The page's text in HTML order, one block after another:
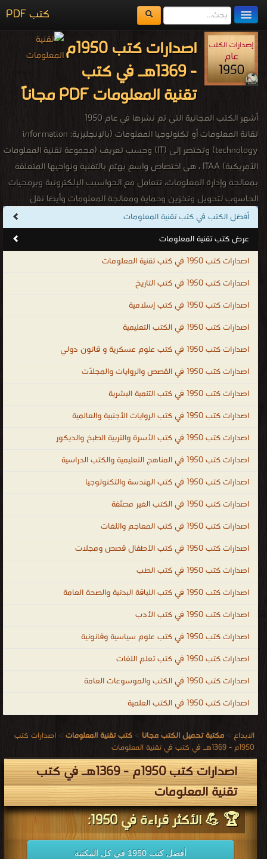
كتب PDF
مكتبة الكتب
المكتبات
يُقرأ حالياً
اضف كتاب
اصدارات كتب 1950م
- 1369هـ في كتب
تقنية المعلومات PDF مجاناً
أشهر الكتب المجانية التي تم نشرها في عام 1950
تقانة المعلومات أو تكنولوجيا المعلومات (بالإنجليزية: information
technology)‏ وتختصر إلى (IT) وحسب تعريف (مجموعة تقنية المعلومات
الأمريكية) ITAA ، هى اختصاص واسع يهتم بالتقنية ونواحيها المتعلقة
بمعالجة وإدارة المعلومات، تتعامل مع الحواسيب الإلكترونية وبرمجيات
الحاسوب لتحويل وتخزين وحماية ومعالجة المعلومات وأيضا نقل
واستعادة المعلومات. تهتم بدراسة، تصميم، تطوير، تفعيل، دعم أو تسيير
أنظمة المعلومات التي تعتمد على الحواسيب، بشكل خاص تطبيقات
وعتاد الحاسوب، تهتم تقنية المعلومات باستخدام الحواسيب والتطبيقات
البرمجية لتحويل، تخزين، حماية، معالجة، إرسال، والاسترجاع الآمن
للمعلومات. جميع الكتب التقنية في مجالات الانترنت والبرامج المكتبية
مكتبة كتب الكترونية ، مادة تقنيات الانترنت ، تقنيات الانترنت المتقدمة
الكتب ، اكبر مكتبة كتب PDF ، كتب الشبكات ، كتب الانترنت ، كتب
حاسوبية عامة ، كتب تقنية الكترونية ، اشهر الكتب التقنية ، المكتبة
التقنية الالكترونية ، كتب تقنية مترجمة ، كتب تقنية عالمية ، كتب تقنية
اجنبية ، كتب تقنية بالانجليزية ، كتب تقنية بالفرنسية ، كتب تقنية
بالروسية ، كتب تقنية بالالمانية ، كتب تقنية لغات ، technical books ،
online shopping ، free technical books online to download ،
technical books online free ، demille technical books ، technical
المعلومات
أفضل الكتب في كتب تقنية المعلومات
عرض كتب تقنية المعلومات
اصدارات كتب 1950 في كتب تقنية المعلومات
اصدارات كتب 1950 في كتب التاريخ
اصدارات كتب 1950 في كتب إسلامية
اصدارات كتب 1950 في الكتب التعليمية
اصدارات كتب 1950 في كتب علوم عسكرية و قانون دولي
اصدارات كتب 1950 في القصص والروايات والمجلّات
اصدارات كتب 1950 في كتب التنمية البشرية
اصدارات كتب 1950 في كتب الروايات الأجنبية والعالمية
اصدارات كتب 1950 في كتب الأسرة والتربية الطبخ والديكور
اصدارات كتب 1950 في المناهج التعليمية والكتب الدراسية
اصدارات كتب 1950 في كتب الهندسة والتكنولوجيا
اصدارات كتب 1950 في الكتب الغير مصنّفة
اصدارات كتب 1950 في كتب المعاجم واللغات
اصدارات كتب 1950 في كتب الأطفال قصص ومجلات
اصدارات كتب 1950 في كتب الطب
اصدارات كتب 1950 في كتب اللياقة البدنية والصحة العامة
اصدارات كتب 1950 في كتب الأدب
اصدارات كتب 1950 في كتب علوم سياسية وقانونية
اصدارات كتب 1950 في كتب تعلم اللغات
اصدارات كتب 1950 في الكتب والموسوعات العامة
اصدارات كتب 1950 في الكتب العلمية
الابداع > مكتبة تحميل الكتب مجانا > كتب تقنية المعلومات > اصدارات كتب
1950م - 1369هـ في كتب في تقنية المعلومات
اصدارات كتب 1950م - 1369هـ في كتب
تقنية المعلومات
🏆 💪 الأكثر قراءة في 1950:
أفضل كتب 1950 في كل المكتبة